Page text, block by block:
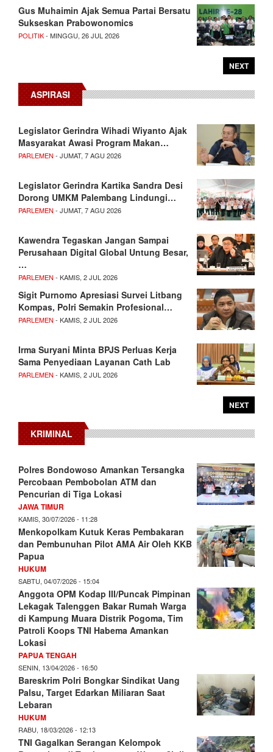
Gus Muhaimin Ajak Semua Partai Bersatu
Sukseskan Prabowonomics
POLITIK- MINGGU, 26 JUL 2026
NEXT
ASPIRASI
Legislator Gerindra Wihadi Wiyanto Ajak
Masyarakat Awasi Program Makan…
PARLEMEN - JUMAT, 7 AGU 2026
Legislator Gerindra Kartika Sandra Desi
Dorong UMKM Palembang Lindungi…
PARLEMEN - JUMAT, 7 AGU 2026
Kawendra Tegaskan Jangan Sampai
Perusahaan Digital Global Untung Besar,
…
PARLEMEN - KAMIS, 2 JUL 2026
Sigit Purnomo Apresiasi Survei Litbang
Kompas, Polri Semakin Profesional…
PARLEMEN - KAMIS, 2 JUL 2026
Irma Suryani Minta BPJS Perluas Kerja
Sama Penyediaan Layanan Cath Lab
PARLEMEN - KAMIS, 2 JUL 2026
NEXT
KRIMINAL
Polres Bondowoso Amankan Tersangka
Percobaan Pembobolan ATM dan
Pencurian di Tiga Lokasi
JAWA TIMUR
KAMIS, 30/07/2026 - 11:28
Menkopolkam Kutuk Keras Pembakaran
dan Pembunuhan Pilot AMA Air Oleh KKB
Papua
HUKUM
SABTU, 04/07/2026 - 15:04
Anggota OPM Kodap III/Puncak Pimpinan
Lekagak Talenggen Bakar Rumah Warga
di Kampung Muara Distrik Pogoma, Tim
Patroli Koops TNI Habema Amankan
Lokasi
PAPUA TENGAH
SENIN, 13/04/2026 - 16:50
Bareskrim Polri Bongkar Sindikat Uang
Palsu, Target Edarkan Miliaran Saat
Lebaran
HUKUM
RABU, 18/03/2026 - 12:13
TNI Gagalkan Serangan Kelompok